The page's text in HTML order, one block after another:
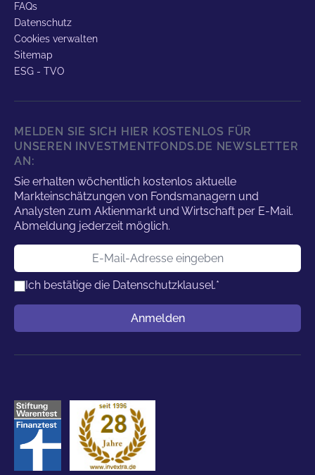
FAQs
Datenschutz
Cookies verwalten
Sitemap
ESG - TVO
MELDEN SIE SICH HIER KOSTENLOS FÜR
UNSEREN INVESTMENTFONDS.DE NEWSLETTER
AN:
Sie erhalten wöchentlich kostenlos aktuelle
Markteinschätzungen von Fondsmanagern und
Analysten zum Aktienmarkt und Wirtschaft per E-Mail.
Abmeldung jederzeit möglich.
E-Mail-Adresse
Ich bestätige die Datenschutzklausel.*
Anmelden